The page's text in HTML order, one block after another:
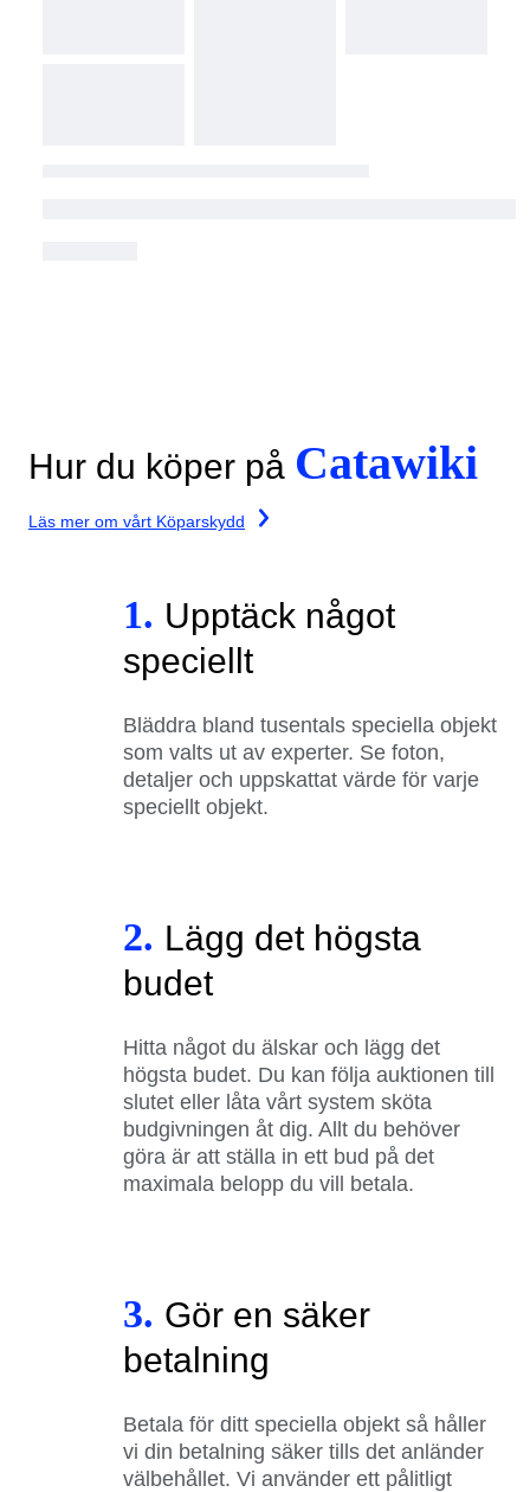
Hur du köper på Catawiki
Läs mer om vårt Köparskydd
1. Upptäck något
speciellt
Bläddra bland tusentals speciella objekt
som valts ut av experter. Se foton,
detaljer och uppskattat värde för varje
speciellt objekt.
2. Lägg det högsta
budet
Hitta något du älskar och lägg det
högsta budet. Du kan följa auktionen till
slutet eller låta vårt system sköta
budgivningen åt dig. Allt du behöver
göra är att ställa in ett bud på det
maximala belopp du vill betala.
3. Gör en säker
betalning
Betala för ditt speciella objekt så håller
vi din betalning säker tills det anländer
välbehållet. Vi använder ett pålitligt